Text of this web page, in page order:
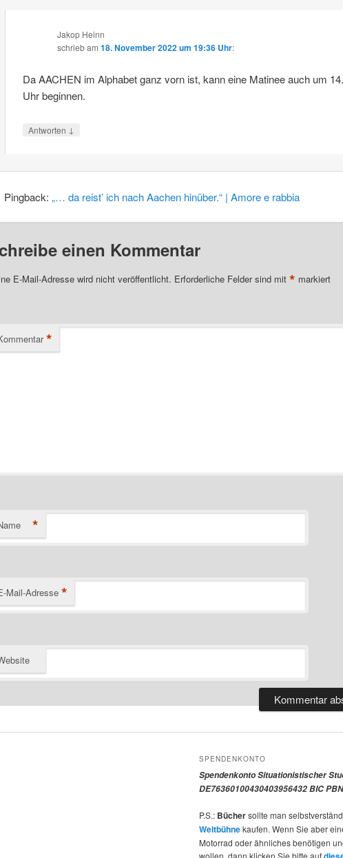
Jakop Heinn
schriebam 18. November 2022 um 19:36 Uhr:
Da AACHEN im Alphabet ganz vorn ist, kann eine Matinee auch um
Uhr beginnen.
Antworten ↓
Pingback:„… da reist’ ich nach Aachen hinüber.“ | Amore e rabbia
einen Kommentar
E-Mail-Adresse wird nicht veröffentlicht. Erforderliche Felder sind mit * markiert
*
*
Mail-Adresse *
SPENDENKONTO
Spendenkonto Situationistischer
DE76360100430403956432 BIC
P.S.: Büchersollte man
Weltbühnekaufen. Wenn Sie aber
Motorrad oder ähnliches benötigen